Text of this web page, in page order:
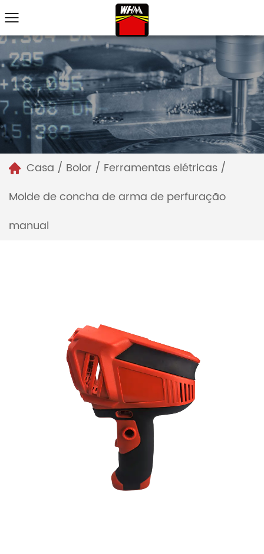
Casa / Bolor / Ferramentas elétricas /
Molde de concha de arma de perfuração
manual